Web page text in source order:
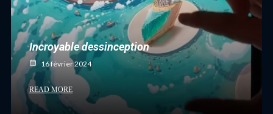
Incroyable dessinception
16 février 2024
READ MORE